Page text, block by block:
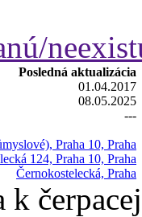
Posledná aktualizácia
01.04.2017
08.05.2025
---
Praha 10, Praha
124, Praha 10, Praha
Černokostelecká, Praha
k